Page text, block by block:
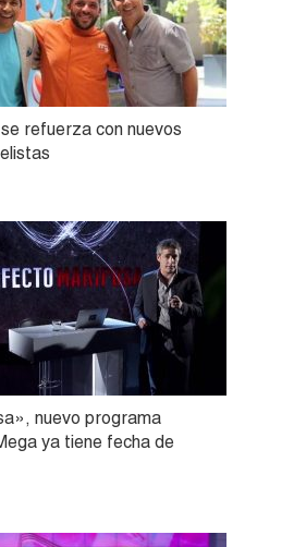
refuerza con nuevos
nuevo programa
ya tiene fecha de